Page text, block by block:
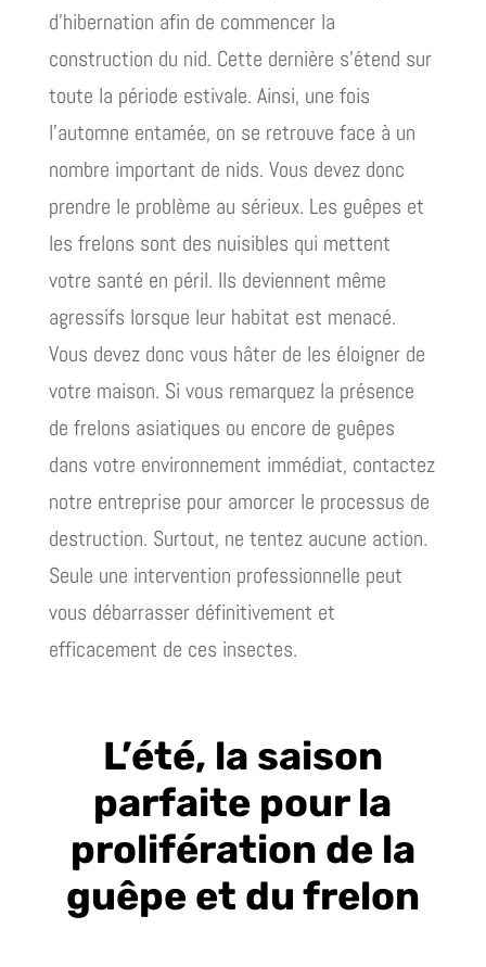
d’hibernation afin de commencer la
construction du nid. Cette dernière s’étend sur
toute la période estivale. Ainsi, une fois
l’automne entamée, on se retrouve face à un
nombre important de nids. Vous devez donc
prendre le problème au sérieux. Les guêpes et
les frelons sont des nuisibles qui mettent
votre santé en péril. Ils deviennent même
agressifs lorsque leur habitat est menacé.
Vous devez donc vous hâter de les éloigner de
votre maison. Si vous remarquez la présence
de frelons asiatiques ou encore de guêpes
dans votre environnement immédiat, contactez
notre entreprise pour amorcer le processus de
destruction. Surtout, ne tentez aucune action.
Seule une intervention professionnelle peut
vous débarrasser définitivement et
efficacement de ces insectes.
L’été, la saison
parfaite pour la
prolifération de la
guêpe et du frelon